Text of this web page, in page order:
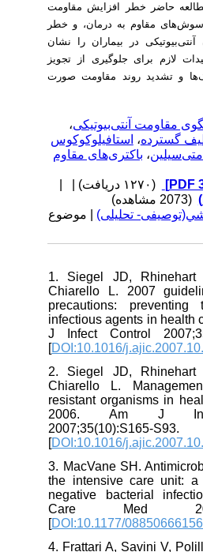
حاضر خطر افزایش مقاومت
مقاوم به درمان، و خطر
در بیماران را نشان
لازم برای جلوگیری از تجویز
و تشدید روند مقاومت صورت
مقاومت آنتی‌بیوتیکی،
گسترده،استافیلوکوکوس
،باکتری‌های مقاوم
| |
(2073 مشاهده)
تحلیلی) | موضوع
1. Siegel JD,
Chiarello L. 2007
precautions:
infectious agents in
J Infect Control
[DOI:10.1016/
2. Siegel JD,
Chiarello L.
resistant organisms in
2006. Am J
2007;35(10):S165-S93.
[DOI:10.1016/
3. MacVane SH.
the intensive care unit:
negative bacterial
Care Med
[DOI:10.1177/
4. Frattari A, Savini V,